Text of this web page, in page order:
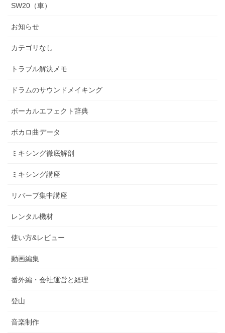
SW20（車）
お知らせ
カテゴリなし
トラブル解決メモ
ドラムのサウンドメイキング
ボーカルエフェクト辞典
ボカロ曲データ
ミキシング徹底解剖
ミキシング講座
リバーブ集中講座
レンタル機材
使い方&レビュー
動画編集
番外編・会社運営と経理
登山
音楽制作